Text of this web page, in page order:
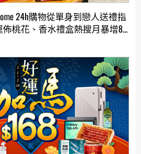
24h購物從單身到戀人送禮指
桃花、香水禮盒熱搜月暴增80
300%